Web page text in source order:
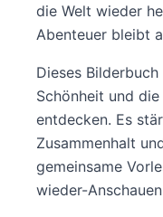
die Welt wieder
Abenteuer bleibt
Dieses
Schönheit und
entdecken. Es
Zusammenhalt
gemeinsame
wieder-